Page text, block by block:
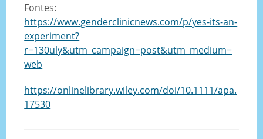
Fontes:
https://www.genderclinicnews.com/p/yes-its-an-
experiment?
r=130uly&utm_campaign=post&utm_medium=
web
https://onlinelibrary.wiley.com/doi/10.1111/apa.
17530